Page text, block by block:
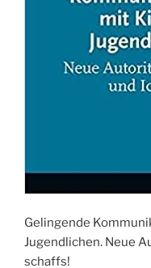
Gelingende
Jugendlichen. Neue
schaffs!